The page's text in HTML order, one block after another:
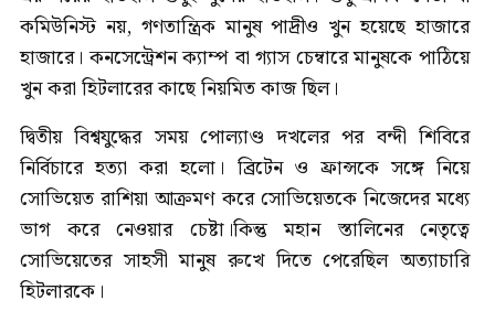
কমিউনিস্ট নয়, গণতান্ত্রিক মানুষ পাদ্রীও খুন হয়েছে হাজারে
হাজারে। কনসেন্ট্রেশন ক্যাম্প বা গ্যাস চেম্বারে মানুষকে পাঠিয়ে
খুন করা হিটলারের কাছে নিয়মিত কাজ ছিল।
দ্বিতীয় বিশ্বযুদ্ধের সময় পোল্যাণ্ড দখলের পর বন্দী শিবিরে
নির্বিচারে হত্যা করা হলো। ব্রিটেন ও ফ্রান্সকে সঙ্গে নিয়ে
সোভিয়েত রাশিয়া আক্রমণ করে সোভিয়েতকে নিজেদের মধ্যে
ভাগ করে নেওয়ার চেষ্টা।কিন্তু মহান স্তালিনের নেতৃত্বে
সোভিয়েতের সাহসী মানুষ রুখে দিতে পেরেছিল অত্যাচারি
হিটলারকে।